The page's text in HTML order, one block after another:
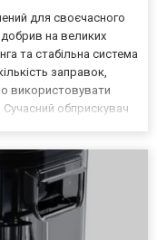
для своєчасного
добрив на великих
та стабільна система
заправок,
використовувати
Сучасний обприскувач